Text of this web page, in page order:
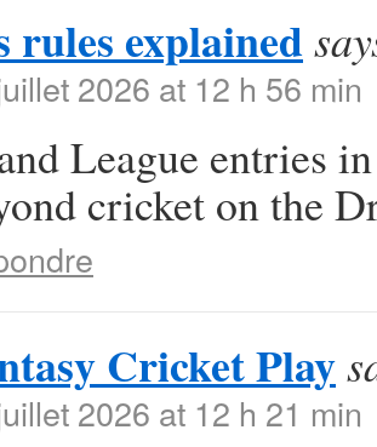
rules explained
2026 at 12 h 56 min
League entries
cricket on the
Cricket Play
2026 at 12 h 21 min